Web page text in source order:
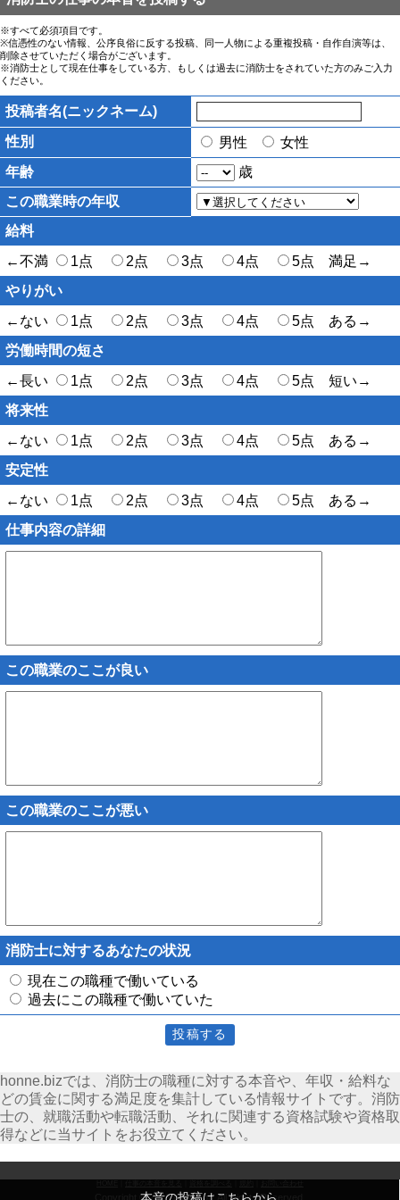
※すべて必須項目です。
※信憑性のない情報、公序良俗に反する投稿、同一人物による重複投稿・自作自演等は、
削除させていただく場合がございます。
※消防士として現在仕事をしている方、もしくは過去に消防士をされていた方のみご入力
ください。
投稿者名(ニックネーム)
性別
男性
女性
年齢
歳
この職業時の年収
給料
←不満
1点 2点 3点 4点
5点 満足→
やりがい
←ない
1点 2点 3点 4点
5点 ある→
労働時間の短さ
←長い
1点 2点 3点 4点
5点 短い→
将来性
←ない
1点 2点 3点 4点
5点 ある→
安定性
←ない
1点 2点 3点 4点
5点 ある→
仕事内容の詳細
この職業のここが良い
この職業のここが悪い
消防士に対するあなたの状況
現在この職種で働いている
過去にこの職種で働いていた
honne.bizでは、消防士の職種に対する本音や、年収・給料な
どの賃金に関する満足度を集計している情報サイトです。消防
士の、就職活動や転職活動、それに関連する資格試験や資格取
得などに当サイトをお役立てください。
Copyright © 2026 honne.biz All Rights Reserved.